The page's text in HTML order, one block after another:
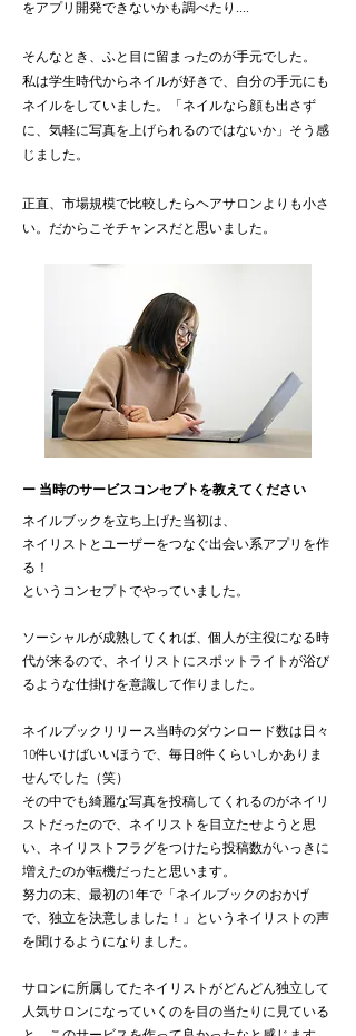
をアプリ開発できないかも調べたり....
そんなとき、ふと目に留まったのが手元でした。
私は学生時代からネイルが好きで、自分の手元にも
ネイルをしていました。「ネイルなら顔も出さず
に、気軽に写真を上げられるのではないか」そう感
じました。
正直、市場規模で比較したらヘアサロンよりも小さ
い。だからこそチャンスだと思いました。
ー 当時のサービスコンセプトを教えてください
ネイルブックを立ち上げた当初は、
ネイリストとユーザーをつなぐ出会い系アプリを作
る！
というコンセプトでやっていました。
ソーシャルが成熟してくれば、個人が主役になる時
代が来るので、ネイリストにスポットライトが浴び
るような仕掛けを意識して作りました。
ネイルブックリリース当時のダウンロード数は日々
10件いけばいいほうで、毎日8件くらいしかありま
せんでした（笑）
その中でも綺麗な写真を投稿してくれるのがネイリ
ストだったので、ネイリストを目立たせようと思
い、ネイリストフラグをつけたら投稿数がいっきに
増えたのが転機だったと思います。
努力の末、最初の1年で「ネイルブックのおかげ
で、独立を決意しました！」というネイリストの声
を聞けるようになりました。
サロンに所属してたネイリストがどんどん独立して
人気サロンになっていくのを目の当たりに見ている